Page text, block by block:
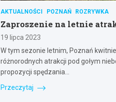
AKTUALNOŚCI POZNAŃ ROZRYWKA
Zaproszenie na letnie
19 lipca 2023
W tym sezonie letnim, Poznań
różnorodnych atrakcji pod gołym
propozycji spędzania…
Przeczytaj